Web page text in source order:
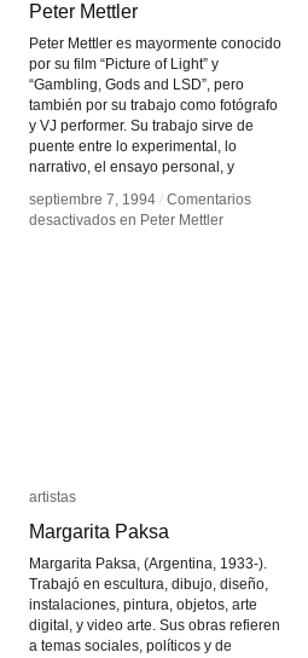
Peter Mettler
Peter Mettler es mayormente conocido
por su film “Picture of Light” y
“Gambling, Gods and LSD”, pero
también por su trabajo como fotógrafo
y VJ performer. Su trabajo sirve de
puente entre lo experimental, lo
narrativo, el ensayo personal, y
septiembre 7, 1994 / Comentarios
desactivados en Peter Mettler
Peter Mettler
septiembre 7, 1994 / Comentarios
desactivados en Peter Mettler
artistas
Margarita Paksa
Margarita Paksa, (Argentina, 1933-).
Trabajó en escultura, dibujo, diseño,
instalaciones, pintura, objetos, arte
digital, y video arte. Sus obras refieren
a temas sociales, políticos y de
artistas
Margarita Paksa